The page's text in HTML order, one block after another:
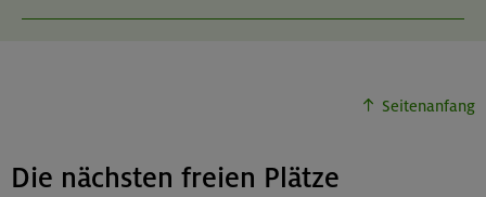
Seitenanfang
Die nächsten freien Plätze